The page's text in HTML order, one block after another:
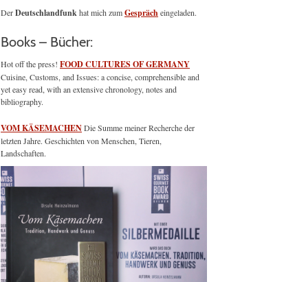
DerDeutschlandfunkhat mich zumGesprächeingeladen.
Books – Bücher:
Hot off the press! FOOD CULTURES OF GERMANY
Cuisine, Customs, and Issues: a concise, comprehensible and
yet easy read, with an extensive chronology, notes and
bibliography.
VOM KÄSEMACHENDie Summe meiner Recherche der
letzten Jahre. Geschichten von Menschen, Tieren,
Landschaften.